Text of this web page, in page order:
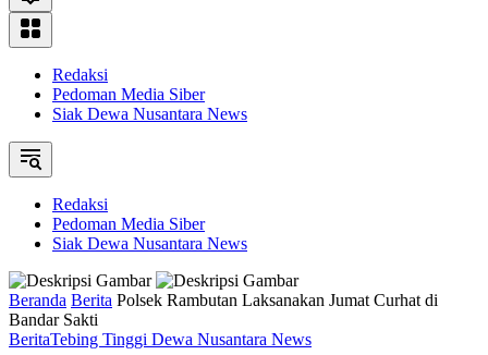
Redaksi
Pedoman Media Siber
Siak Dewa Nusantara News
Redaksi
Pedoman Media Siber
Siak Dewa Nusantara News
Beranda Berita Polsek Rambutan Laksanakan Jumat Curhat di
Bandar Sakti
BeritaTebing Tinggi Dewa Nusantara News